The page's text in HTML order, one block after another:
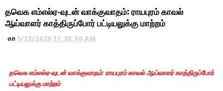
தவெக எம்எல்ஏ-வுடன் வாக்குவாதம்: ராயபுரம் காவல்
ஆய்வாளர் காத்திருப்போர் பட்டியலுக்கு மாற்றம்
on 5/23/2026 11:30:00 AM
தவெக எம்எல்ஏ-வுடன் வாக்குவாதம்: ராயபுரம் காவல் ஆய்வாளர் காத்திருப்போர்
பட்டியலுக்கு மாற்றம்